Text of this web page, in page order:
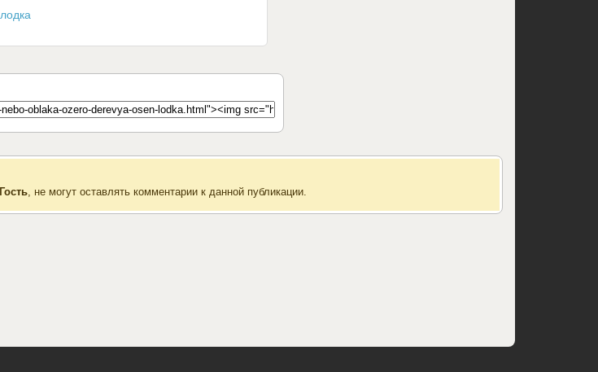
лодка
Гость, не могут оставлять комментарии к данной публикации.